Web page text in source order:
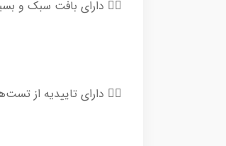
👈🏻 دارای بافت سبک و
👈🏻 دارای تاییدیه از